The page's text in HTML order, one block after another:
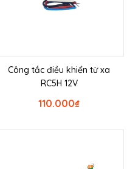
Công tắc điều khiển từ xa
RC5H 12V
₫
110.000